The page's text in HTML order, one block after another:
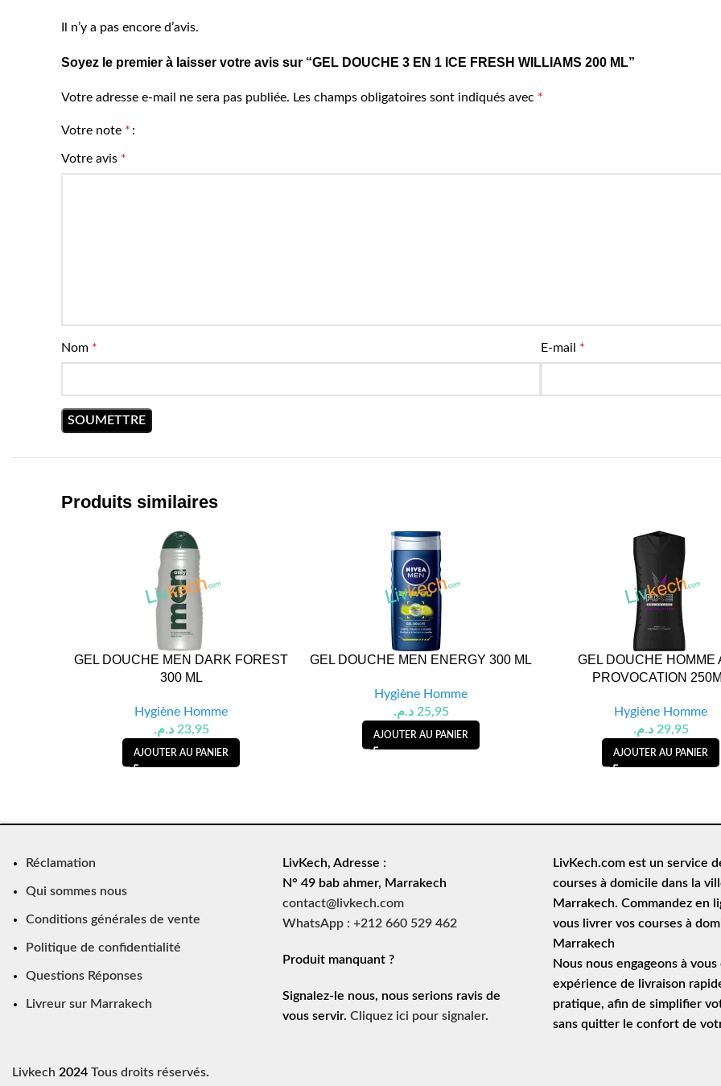
Il n’y a pas encore d’avis.
Soyez le premier à laisser votre avis sur “GEL DOUCHE 3 EN 1 ICE FRESH WILLIAMS 200 ML”
Votre adresse e-mail ne sera pas publiée. Les champs obligatoires sont indiqués avec *
Votre note *
Votre avis *
Nom * E-mail *
Produits similaires
GEL DOUCHE MEN DARK FOREST
300 ML
Hygiène Homme
23,95 د.م.
AJOUTER AU PANIER
GEL DOUCHE MEN ENERGY 300 ML
Hygiène Homme
25,95 د.م.
AJOUTER AU PANIER
GEL DOUCHE HOMME
PROVOCATION
Hygiène Homme
29,95 د.م.
AJOUTER AU PANIER
Réclamation
Qui sommes nous
Conditions générales de vente
Politique de confidentialité
Questions Réponses
Livreur sur Marrakech
LivKech, Adresse :
N° 49 bab ahmer, Marrakech
contact@livkech.com
WhatsApp : +212 660 529 462
Produit manquant ?
Signalez-le nous, nous serions ravis de
vous servir. Cliquez ici pour signaler.
LivKech.com est un service
courses à domicile dans la
Marrakech. Commandez en
vous livrer vos courses à
Marrakech
Nous nous engageons à
expérience de
livraison
pratique, afin de simplifier
sans quitter le confort de
Livkech 2024Tous droits réservés.